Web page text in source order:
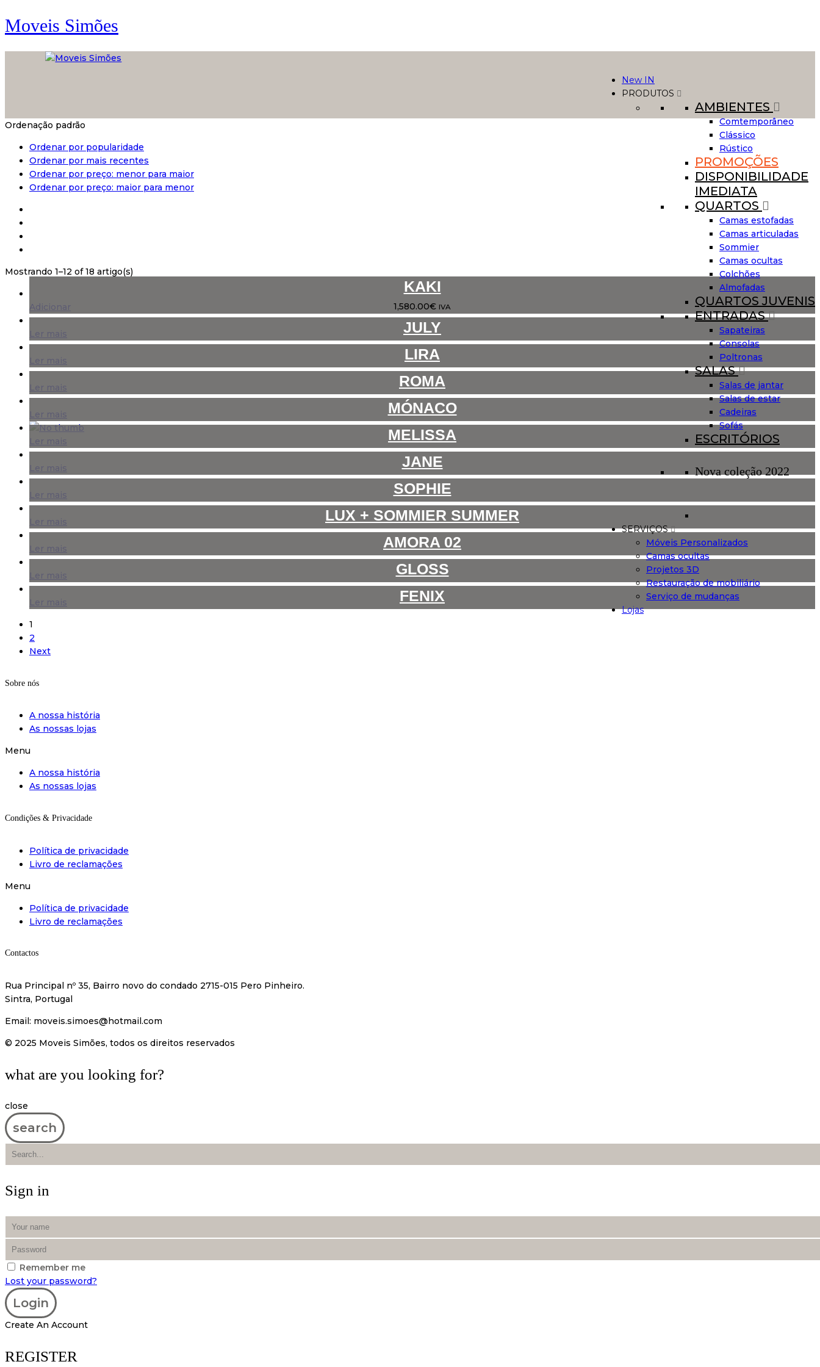
Moveis Simões
New IN
PRODUTOS
AMBIENTES
Comtemporâneo
Clássico
Rústico
PROMOÇÕES
DISPONIBILIDADE
IMEDIATA
QUARTOS
Camas estofadas
Camas articuladas
Sommier
Camas ocultas
Colchões
Almofadas
QUARTOS JUVENIS
ENTRADAS
Sapateiras
Consolas
Poltronas
SALAS
Salas de jantar
Salas de estar
Cadeiras
Sofás
ESCRITÓRIOS
Nova coleção 2022
SERVIÇOS
Móveis Personalizados
Camas ocultas
Projetos 3D
Restauração de mobiliário
Serviço de mudanças
Lojas
Ordenação padrão
Ordenar por popularidade
Ordenar por mais recentes
Ordenar por preço: menor para maior
Ordenar por preço: maior para menor
Mostrando 1–12 of 18 artigo(s)
Adicionar
KAKI
1,580.00€ IVA
Ler mais JULY
Ler mais LIRA
Ler mais ROMA
Ler mais MÓNACO
Ler mais MELISSA
Ler mais JANE
Ler mais SOPHIE
Ler mais LUX + SOMMIER SUMMER
Ler mais AMORA 02
Ler mais GLOSS
Ler mais FENIX
1
2
Next
Sobre nós
A nossa história
As nossas lojas
Menu
A nossa história
As nossas lojas
Condições & Privacidade
Política de privacidade
Livro de reclamações
Menu
Política de privacidade
Livro de reclamações
Contactos
Rua Principal nº 35, Bairro novo do condado 2715-015 Pero Pinheiro.
Sintra, Portugal
Email: moveis.simoes@hotmail.com
© 2025 Moveis Simões, todos os direitos reservados
what are you looking for?
close
search
Sign in
Remember me
Lost your password?
Create An Account
REGISTER